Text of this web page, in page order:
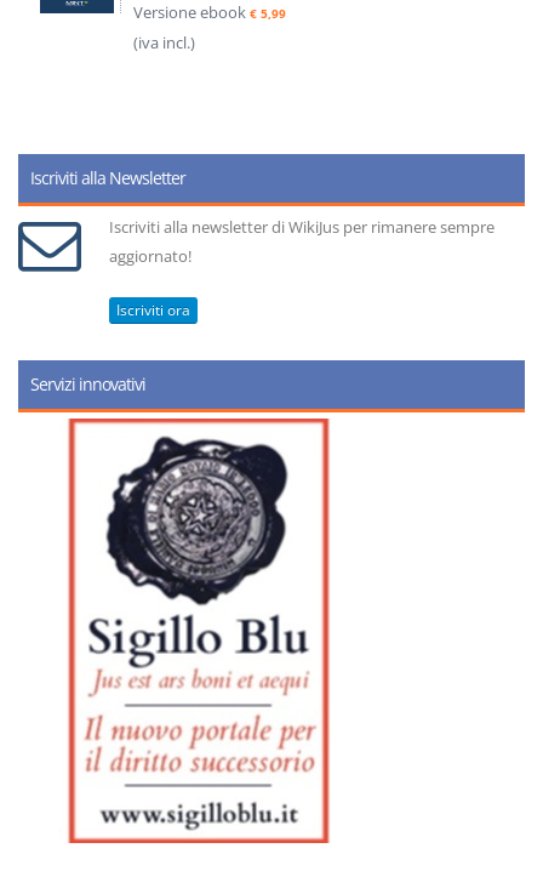
Versione ebook € 5,99
(iva incl.)
Iscriviti alla Newsletter
Iscriviti alla newsletter di WikiJus per rimanere sempre
aggiornato!
Iscriviti ora
Servizi innovativi